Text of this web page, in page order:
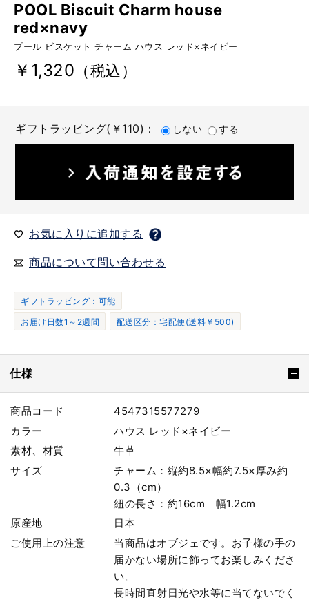
POOL Biscuit Charm house
red×navy
プール ビスケット チャーム ハウス レッド×ネイビー
￥1,320 （税込）
ギフトラッピング(￥110)： しない する
お気に入りに追加する
商品について問い合わせる
ギフトラッピング：可能
お届け日数1～2週間
配送区分：宅配便(送料￥500)
仕様
商品コード
4547315577279
カラー
ハウス レッド×ネイビー
素材、材質
牛革
サイズ
チャーム：縦約8.5×幅約7.5×厚み約
0.3（cm）
紐の長さ：約16cm 幅1.2cm
原産地
日本
ご使用上の注意
当商品はオブジェです。お子様の手の
届かない場所に飾ってお楽しみくださ
い。
長時間直射日光や水等に当てないでく